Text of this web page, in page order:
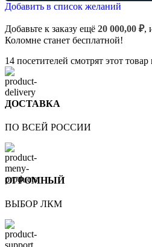
Добавить в список желаний
Добавьте к заказу ещё 20 000,00 ₽,
Коломне станет бесплатной!
14 посетителей смотрят этот
ДОСТАВКА
ПО ВСЕЙ РОССИИ
ОГРОМНЫЙ
ВЫБОР ЛКМ